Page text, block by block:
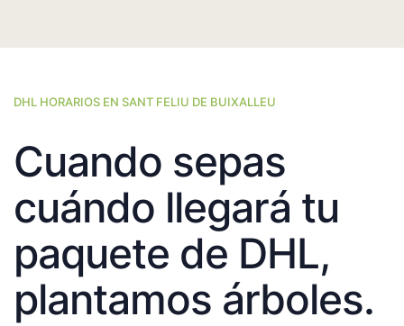
DHL HORARIOS EN SANT FELIU DE BUIXALLEU
Cuando sepas
cuándo llegará tu
paquete de DHL,
plantamos árboles.